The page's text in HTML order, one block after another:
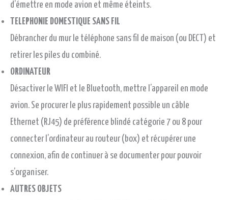
d’émettre en mode avion et même éteints.
TELEPHONIE DOMESTIQUE SANS FIL
Débrancher du mur le téléphone sans fil de maison (ou DECT) et
retirer les piles du combiné.
ORDINATEUR
Désactiver le WIFI et le Bluetooth, mettre l’appareil en mode
avion. Se procurer le plus rapidement possible un câble
Ethernet (RJ45) de préférence blindé catégorie 7 ou 8 pour
connecter l’ordinateur au routeur (box) et récupérer une
connexion, afin de continuer à se documenter pour pouvoir
s’organiser.
AUTRES OBJETS